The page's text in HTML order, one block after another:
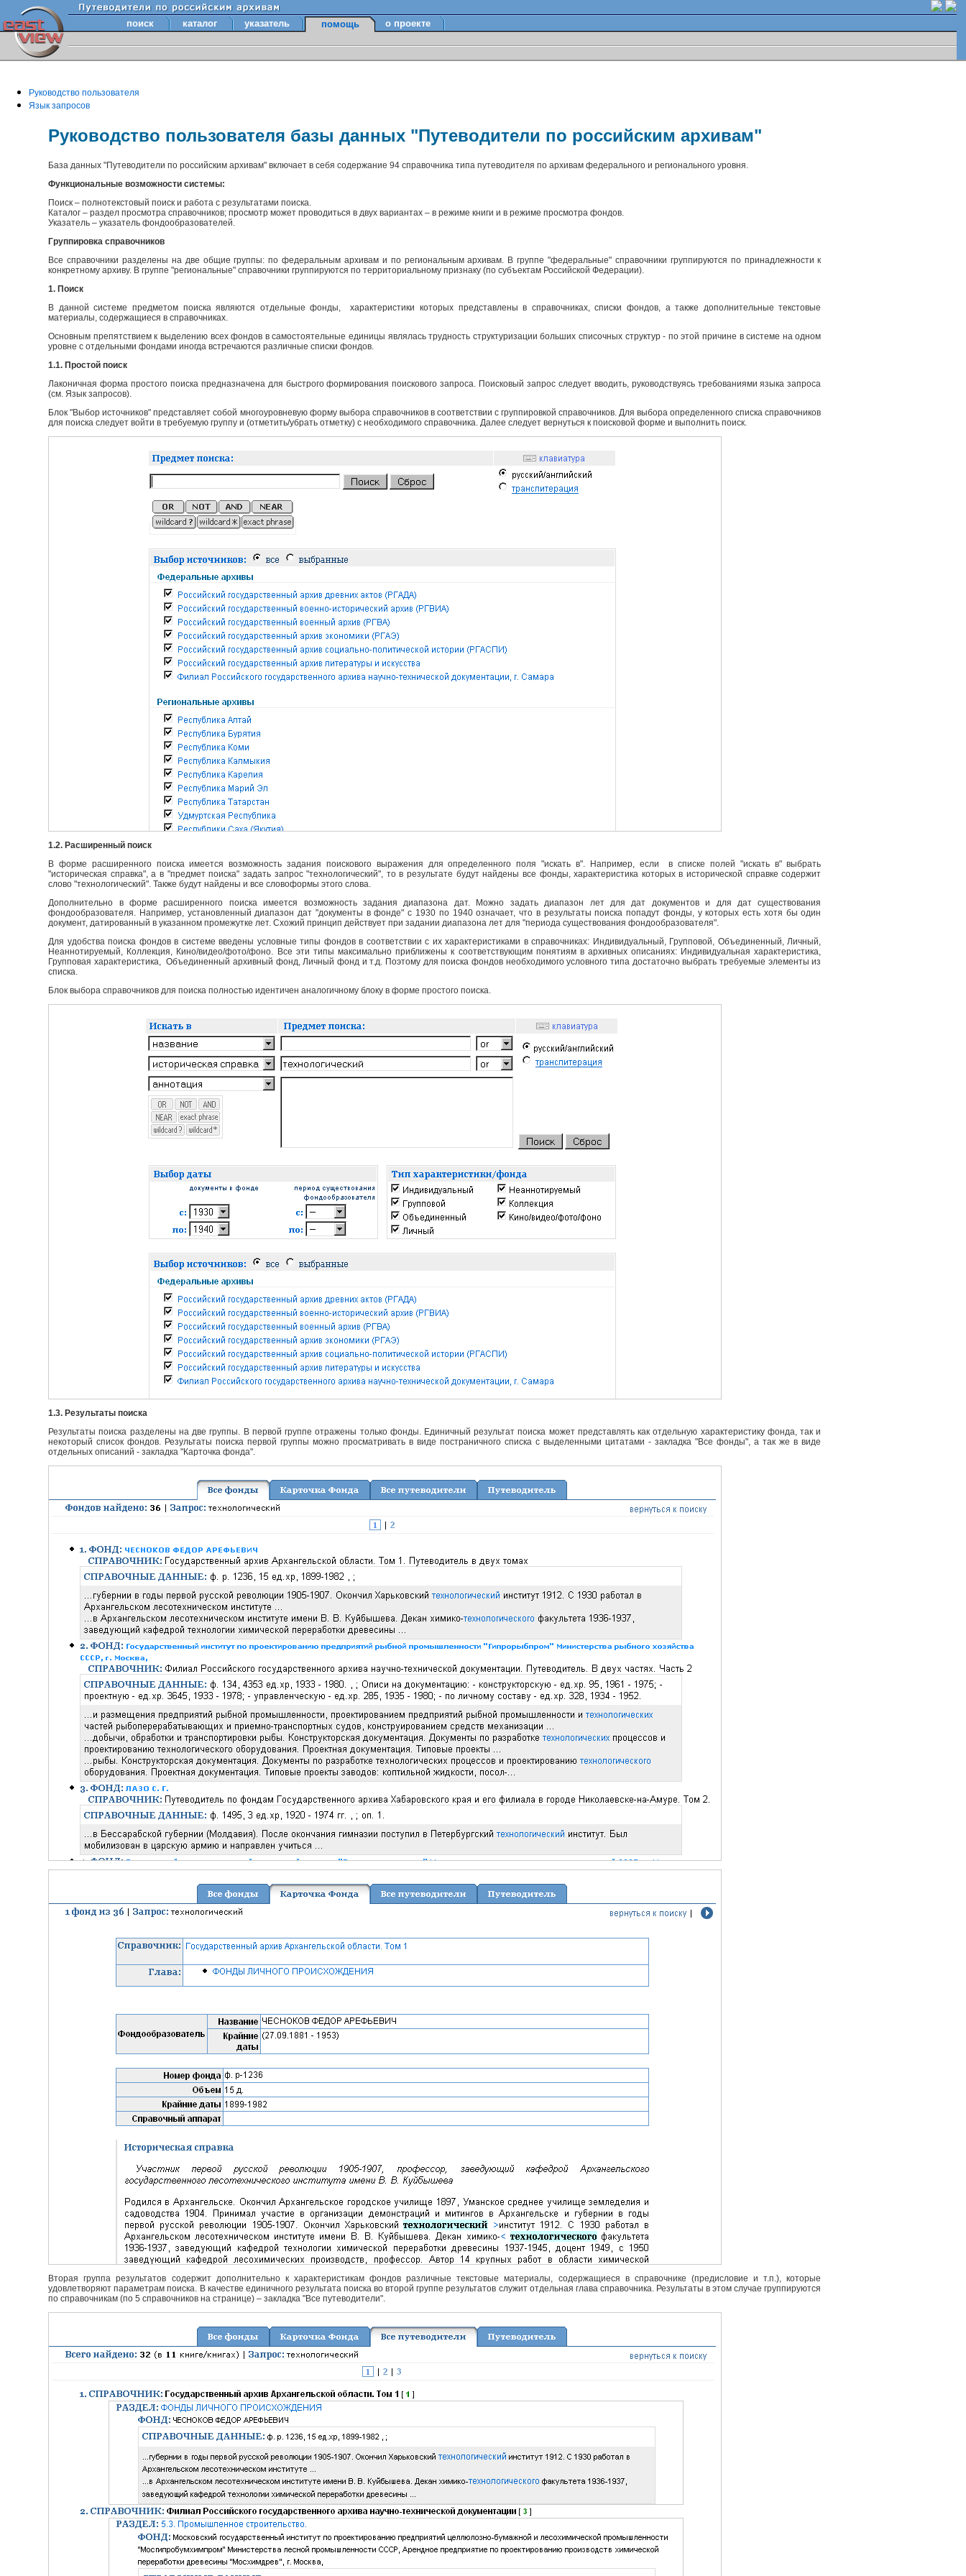
поиск каталог указатель помощь о проекте
Руководство пользователя
Язык запросов
Руководство пользователя базы данных "Путеводители по российским архивам"
База данных "Путеводители по российским архивам" включает в себя содержание 94 справочника типа путеводителя по архивам федерального и регионального уровня.
Функциональные возможности системы:
Поиск – полнотекстовый поиск и работа с результатами поиска.
Каталог – раздел просмотра справочников; просмотр может проводиться в двух вариантах – в режиме книги и в режиме просмотра фондов.
Указатель – указатель фондообразователей.
Группировка справочников
Все справочники разделены на две общие группы: по федеральным архивам и по региональным архивам. В группе "федеральные" справочники группируются по принадлежности к
конкретному архиву. В группе "региональные" справочники группируются по территориальному признаку (по субъектам Российской Федерации).
1. Поиск
В данной системе предметом поиска являются отдельные фонды, характеристики которых представлены в справочниках, списки фондов, а также дополнительные текстовые
материалы, содержащиеся в справочниках.
Основным препятствием к выделению всех фондов в самостоятельные единицы являлась трудность структуризации больших списочных структур - по этой причине в системе на одном
уровне с отдельными фондами иногда встречаются различные списки фондов.
1.1. Простой поиск
Лаконичная форма простого поиска предназначена для быстрого формирования поискового запроса. Поисковый запрос следует вводить, руководствуясь требованиями языка запроса
(см. Язык запросов).
Блок "Выбор источников" представляет собой многоуровневую форму выбора справочников в соответствии с группировкой справочников. Для выбора определенного списка справочников
для поиска следует войти в требуемую группу и (отметить/убрать отметку) с необходимого справочника. Далее следует вернуться к поисковой форме и выполнить поиск.
1.2. Расширенный поиск
В форме расширенного поиска имеется возможность задания поискового выражения для определенного поля "искать в". Например, если в списке полей "искать в" выбрать
"историческая справка", а в "предмет поиска" задать запрос "технологический", то в результате будут найдены все фонды, характеристика которых в исторической справке содержит
слово "технологический". Также будут найдены и все словоформы этого слова.
Дополнительно в форме расширенного поиска имеется возможность задания диапазона дат. Можно задать диапазон лет для дат документов и для дат существования
фондообразователя. Например, установленный диапазон дат "документы в фонде" с 1930 по 1940 означает, что в результаты поиска попадут фонды, у которых есть хотя бы один
документ, датированный в указанном промежутке лет. Схожий принцип действует при задании диапазона лет для "периода существования фондообразователя".
Для удобства поиска фондов в системе введены условные типы фондов в соответствии с их характеристиками в справочниках: Индивидуальный, Групповой, Объединенный, Личный,
Неаннотируемый, Коллекция, Кино/видео/фото/фоно. Все эти типы максимально приближены к соответствующим понятиям в архивных описаниях: Индивидуальная характеристика,
Групповая характеристика, Объединенный архивный фонд, Личный фонд и т.д. Поэтому для поиска фондов необходимого условного типа достаточно выбрать требуемые элементы из
списка.
Блок выбора справочников для поиска полностью идентичен аналогичному блоку в форме простого поиска.
1.3. Результаты поиска
Результаты поиска разделены на две группы. В первой группе отражены только фонды. Единичный результат поиска может представлять как отдельную характеристику фонда, так и
некоторый список фондов. Результаты поиска первой группы можно просматривать в виде постраничного списка с выделенными цитатами - закладка "Все фонды", а так же в виде
отдельных описаний - закладка "Карточка фонда".
Вторая группа результатов содержит дополнительно к характеристикам фондов различные текстовые материалы, содержащиеся в справочнике (предисловие и т.п.), которые
удовлетворяют параметрам поиска. В качестве единичного результата поиска во второй группе результатов служит отдельная глава справочника. Результаты в этом случае группируются
по справочникам (по 5 справочников на странице) – закладка "Все путеводители".